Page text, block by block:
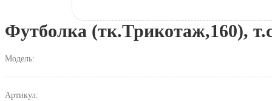
Футболка (тк.Трикотаж,160),
Модель:
Артикул: